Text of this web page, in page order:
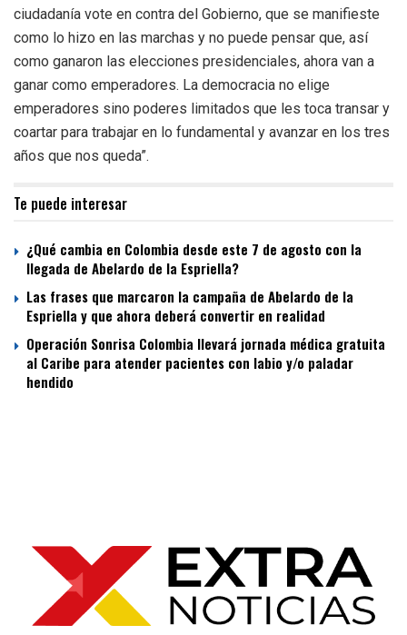
ciudadanía vote en contra del Gobierno, que se manifieste
como lo hizo en las marchas y no puede pensar que, así
como ganaron las elecciones presidenciales, ahora van a
ganar como emperadores. La democracia no elige
emperadores sino poderes limitados que les toca transar y
coartar para trabajar en lo fundamental y avanzar en los tres
años que nos queda”.
Te puede interesar
¿Qué cambia en Colombia desde este 7 de agosto con la
llegada de Abelardo de la Espriella?
Las frases que marcaron la campaña de Abelardo de la
Espriella y que ahora deberá convertir en realidad
Operación Sonrisa Colombia llevará jornada médica gratuita
al Caribe para atender pacientes con labio y/o paladar
hendido